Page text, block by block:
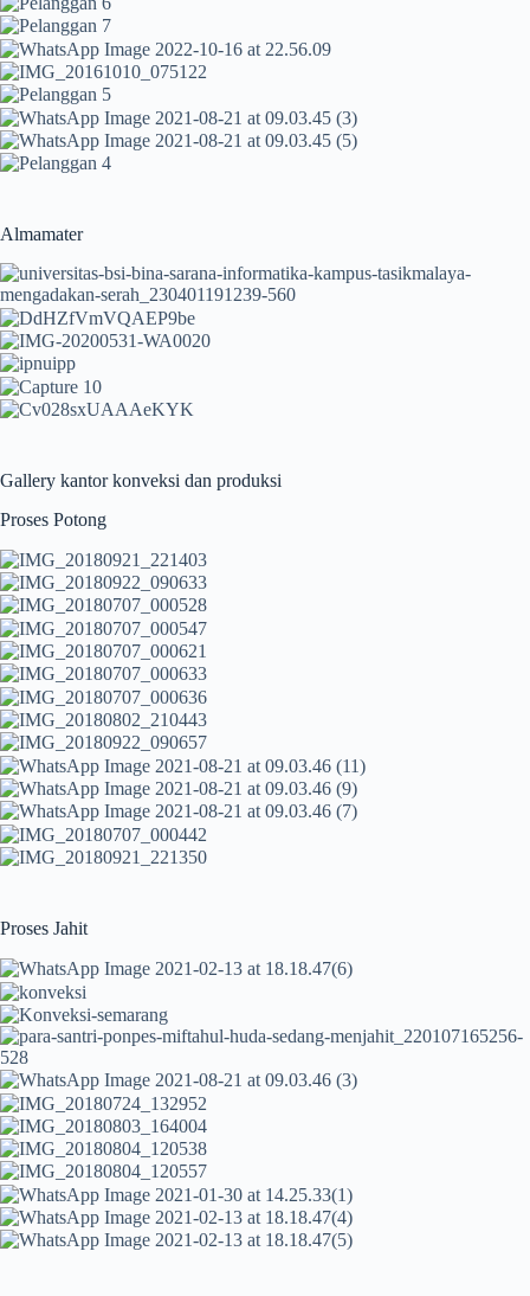
Almamater
Gallery kantor konveksi dan produksi
Proses Potong
Proses Jahit